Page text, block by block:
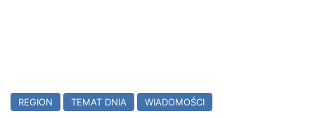
REGION TEMAT DNIA WIADOMOŚCI